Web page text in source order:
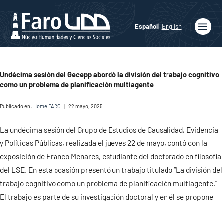
Español English
Quiénes
somos
Académicos
Medios
Agenda
Undécima sesión del Gecepp abordó la división del trabajo cognitivo
como un problema de planificación multiagente
Publicado en: Home FARO 22 mayo, 2025
La undécima sesión del Grupo de Estudios de Causalidad, Evidencia
y Políticas Públicas, realizada el jueves 22 de mayo, contó con la
exposición de Franco Menares, estudiante del doctorado en filosofía
del LSE. En esta ocasión presentó un trabajo titulado “La división del
trabajo cognitivo como un problema de planificación multiagente.”
El trabajo es parte de su investigación doctoral y en él se propone